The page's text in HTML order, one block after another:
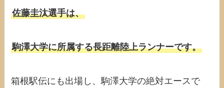
佐藤圭汰選手は、
駒澤大学に所属する長距離陸上ランナーです。
箱根駅伝にも出場し、駒澤大学の絶対エースで